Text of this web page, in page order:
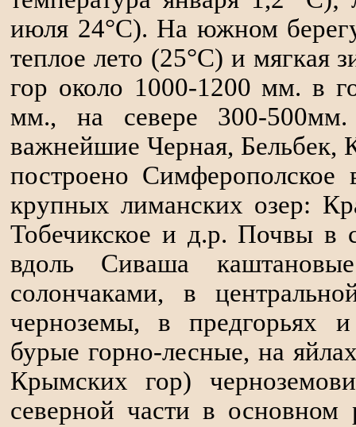
июля 24°С). На южном
теплое лето (25°С) и мягкая
гор около 1000-1200 мм. в
мм., на севере 300-
важнейшие Черная, Бельбек,
построено Симферополское
крупных лиманских озер:
Тобечикское и д.р. Почвы в
вдоль Сиваша
солончаками, в
черноземы, в предгорьях
бурые горно-лесные, на
Крымских гор)
северной части в основном